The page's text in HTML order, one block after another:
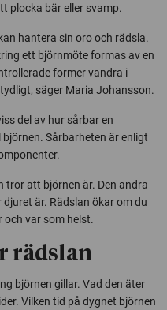
plocka bär eller svamp.
hantera sin oro och rädsla.
ett björnmöte formas av en
former vandra i
säger Maria Johansson.
del av hur sårbar en
Sårbarheten är enligt
tror att björnen är. Den andra
är. Rädslan ökar om du
var som helst.
rädslan
björnen gillar. Vad den äter
Vilken tid på dygnet björnen